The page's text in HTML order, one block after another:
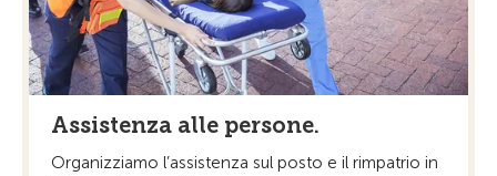
Assistenza alle persone.
Organizziamo l’assistenza sul posto e il rimpatrio in